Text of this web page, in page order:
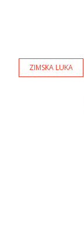
ZIMSKA LUKA